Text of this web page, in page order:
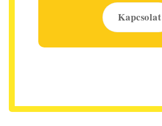
Kapcsolat